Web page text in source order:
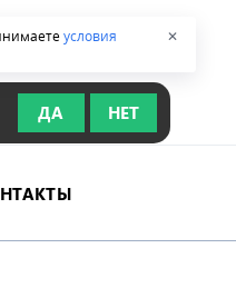
условия
✕
ДА НЕТ